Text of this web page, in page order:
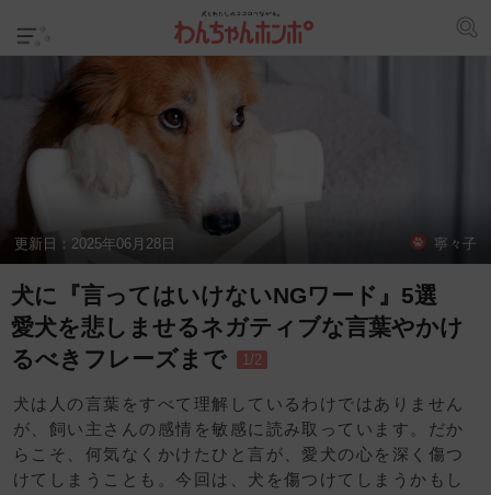
更新日： 2025年06月28日 寧々子
犬に『言ってはいけないNGワード』5選
愛犬を悲しませるネガティブな言葉やかけ
るべきフレーズまで
1/2
犬は人の言葉をすべて理解しているわけではありません
が、飼い主さんの感情を敏感に読み取っています。だか
らこそ、何気なくかけたひと言が、愛犬の心を深く傷つ
けてしまうことも。今回は、犬を傷つけてしまうかもし